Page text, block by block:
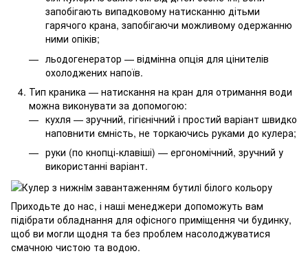
запобігають випадковому натисканню дітьми
гарячого крана, запобігаючи можливому одержанню
ними опіків;
льодогенератор — відмінна опція для цінителів
охолоджених напоїв.
Тип краника — натискання на кран для отримання води
можна виконувати за допомогою:
кухля — зручний, гігієнічний і простий варіант швидко
наповнити ємність, не торкаючись руками до кулера;
руки (по кнопці-клавіші) — ергономічний, зручний у
використанні варіант.
Приходьте до нас, і наші менеджери допоможуть вам
підібрати обладнання для офісного приміщення чи будинку,
щоб ви могли щодня та без проблем насолоджуватися
смачною чистою та водою.